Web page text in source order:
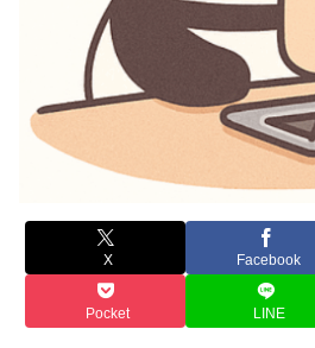
X Facebook
Pocket LINE